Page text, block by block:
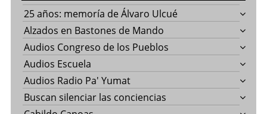
25 años: memoría de Álvaro Ulcué
Alzados en Bastones de Mando
Audios Congreso de los Pueblos
Audios Escuela
Audios Radio Pa' Yumat
Buscan silenciar las conciencias